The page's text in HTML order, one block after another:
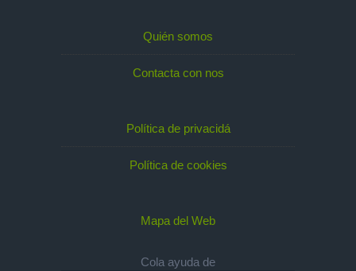
Quién somos
Contacta con nos
Política de privacidá
Política de cookies
Mapa del Web
Cola ayuda de